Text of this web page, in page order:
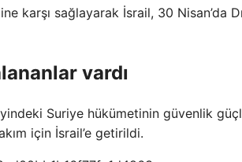
karşı sağlayarak İsrail, 30 Nisan’da
vardı
Suriye hükümetinin güvenlik
için İsrail’e getirildi.